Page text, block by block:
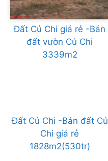
Đất Củ Chi giá rẻ -Bán
đất vườn Củ Chi
3339m2
Đất Củ Chi -Bán đất Củ
Chi giá rẻ
1828m2(530tr)